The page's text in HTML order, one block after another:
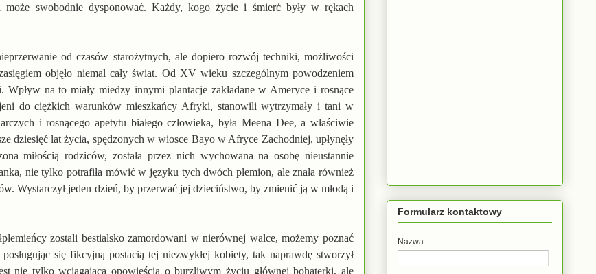
może swobodnie dysponować. Każdy, kogo życie i śmierć były w rękach
od czasów starożytnych, ale dopiero rozwój techniki, możliwości
objęło niemal cały świat. Od XV wieku szczególnym powodzeniem
na to miały miedzy innymi plantacje zakładane w Ameryce i rosnące
do ciężkich warunków mieszkańcy Afryki, stanowili wytrzymały i tani w
i rosnącego apetytu białego człowieka, była Meena Dee, a właściwie
dziesięć lat życia, spędzonych w wiosce Bayo w Afryce Zachodniej, upłynęły
miłością rodziców, została przez nich wychowana na osobę nieustannie
nie tylko potrafiła mówić w języku tych dwóch plemion, ale znała również
Wystarczył jeden dzień, by przerwać jej dzieciństwo, by zmienić ją w młodą i
zostali bestialsko zamordowani w nierównej walce, możemy poznać
się fikcyjną postacią tej niezwykłej kobiety, tak naprawdę stworzył
nie tylko wciągającą opowieścią o burzliwym życiu głównej bohaterki, ale
Formularz kontaktowy
Nazwa